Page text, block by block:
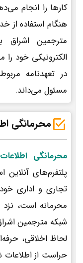
کارها را انجام
هنگام استفاده از
مترجمین اشراق
الکترونیکی خود را
در تعهدنامه
مسئول می‌داند.
محرمانگی
محرمانگی اطلاعات
پلتفرم‌های
تجاری و اداری
محرمانه است،
شبکه مترجمین
لحاظ اخلاقی،
حراست از